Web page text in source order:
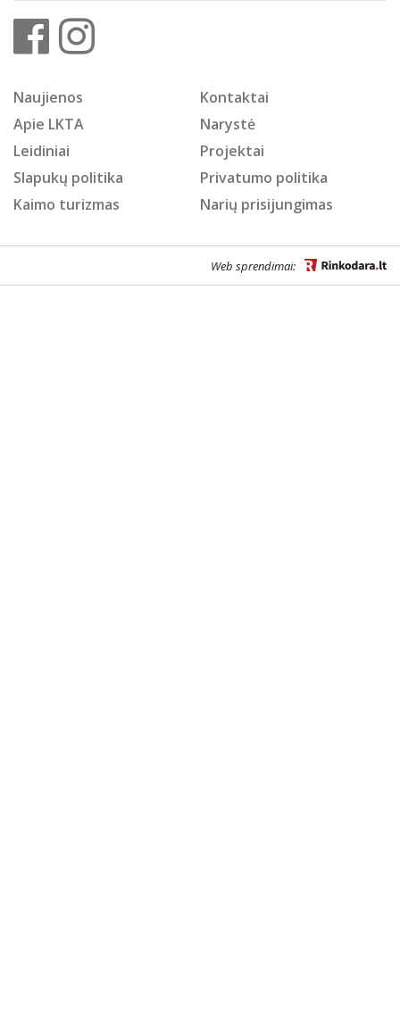
Naujienos
Kontaktai
Apie LKTA
Narystė
Leidiniai
Projektai
Slapukų politika
Privatumo politika
Kaimo turizmas
Narių prisijungimas
Web sprendimai: